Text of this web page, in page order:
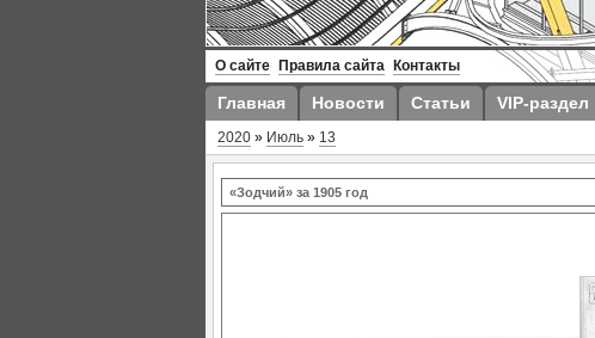
О сайте Правила сайта Контакты
Главная Новости Статьи VIP-раздел
2020 » Июль » 13
«Зодчий» за 1905 год